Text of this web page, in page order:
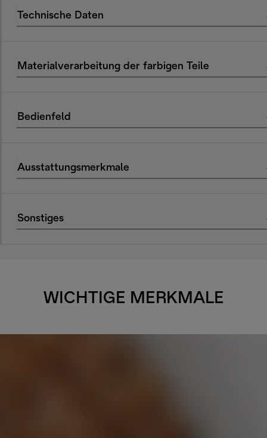
Technische Daten
Materialverarbeitung der farbigen Teile
Bedienfeld
Ausstattungsmerkmale
Sonstiges
WICHTIGE MERKMALE